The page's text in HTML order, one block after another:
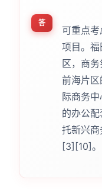
答
可重点
项目。
区，商务
前海片
际商务
的办公
托新兴
[3][10]。